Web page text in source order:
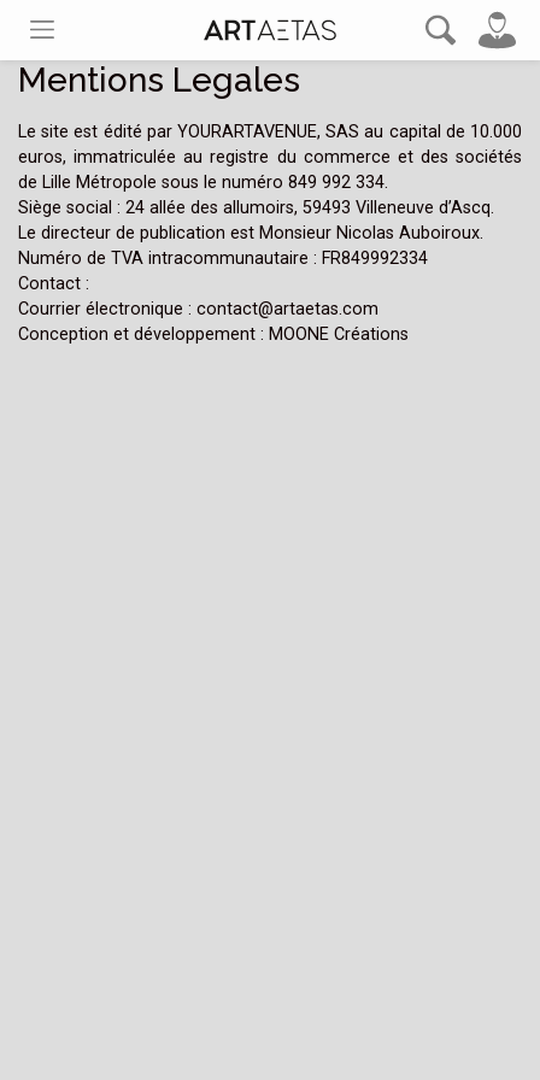
Mentions Legales
Le site est édité par YOURARTAVENUE, SAS au capital de 10.000
euros, immatriculée au registre du commerce et des sociétés
de Lille Métropole sous le numéro 849 992 334.
Siège social : 24 allée des allumoirs, 59493 Villeneuve d’Ascq.
Le directeur de publication est Monsieur Nicolas Auboiroux.
Numéro de TVA intracommunautaire : FR849992334
Contact :
Courrier électronique : contact@artaetas.com
Conception et développement : MOONE Créations